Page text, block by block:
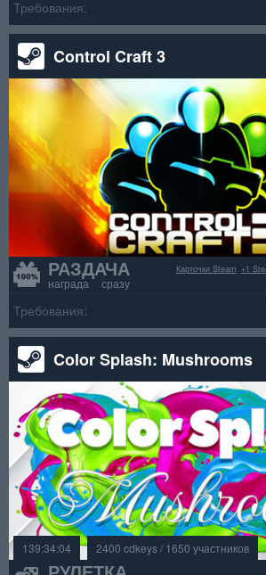
Требования:
Control Craft 3
РАЗДАЧА
награда сразу
+1
Карточки Steam
Требования:
Color Splash: Mushrooms
139:34:04 2400 cdkeys / 1650 участников